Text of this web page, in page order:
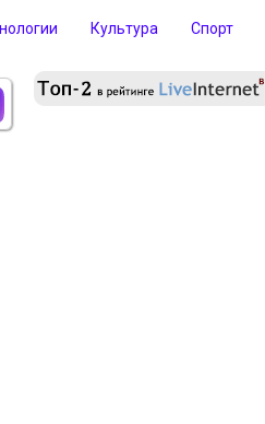
Культура Спорт